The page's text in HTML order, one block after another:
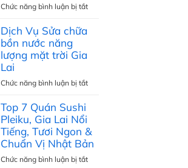
Dương
Chức năng bình luận bị tắtở
Hôm
Ngày
Tới
–
Dịch Vụ Sửa chữa
bồn nước năng
lượng mặt trời Gia
Lai
Chức năng bình luận bị tắtở
chữa
năng
Top 7 Quán Sushi
Pleiku, Gia Lai Nổi
Tiếng, Tươi Ngon &
Chuẩn Vị Nhật Bản
Chức năng bình luận bị tắtở